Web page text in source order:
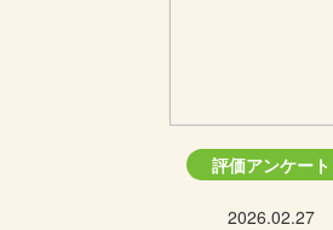
評価アンケート
2026.02.27